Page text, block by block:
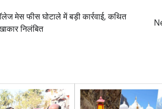
मेस फीस घोटाले में बड़ी कार्रवाई, कथित
निलंबित